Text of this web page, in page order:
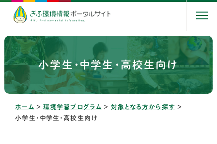
小学生・中学生・高校生向け
ホーム ＞環境学習プログラム ＞ 対象となる方から探す ＞
小学生・中学生・高校生向け